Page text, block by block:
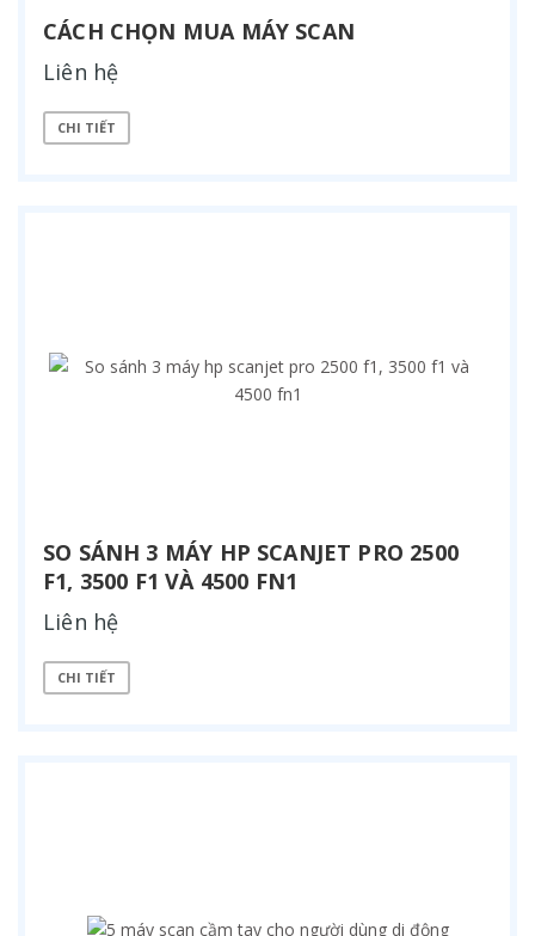
CÁCH CHỌN MUA MÁY SCAN
Liên hệ
CHI TIẾT
SO SÁNH 3 MÁY HP SCANJET PRO 2500
F1, 3500 F1 VÀ 4500 FN1
Liên hệ
CHI TIẾT